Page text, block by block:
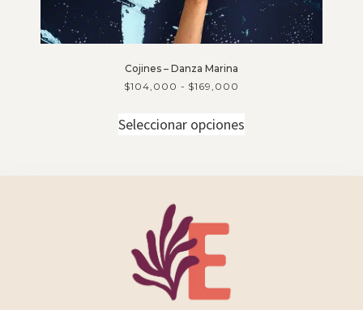
Cojines – Danza Marina
$104,000 - $169,000
Seleccionar opciones